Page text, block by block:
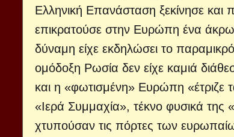
Ελληνική Επανάσταση ξεκίνησε
επικρατούσε στην Ευρώπη ένα
δύναμη είχε εκδηλώσει το
ομόδοξη Ρωσία δεν είχε καμιά
και η «φωτισμένη» Ευρώπη «έτριζε
«Ιερά Συμμαχία», τέκνο φυσικά
χτυπούσαν τις πόρτες των